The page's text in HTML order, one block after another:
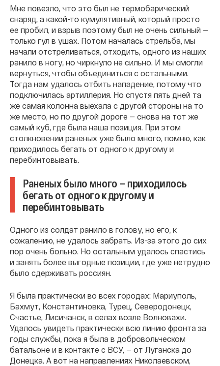
Мне повезло, что это был не термобарический
снаряд, а какой-то кумулятивный, который просто
ее пробил, и взрыв поэтому был не очень сильный —
только гул в ушах. Потом началась стрельба, мы
начали отстреливаться, отходить, одного из наших
ранило в ногу, но чиркнуло не сильно. И мы смогли
вернуться, чтобы объединиться с остальными.
Тогда нам удалось отбить нападение, потому что
подключилась артиллерия. Но спустя пять дней та
же самая колонна выехала с другой стороны на то
же место, но по другой дороге — снова на тот же
самый куб, где была наша позиция. При этом
столкновении раненых уже было много, помню, как
приходилось бегать от одного к другому и
перебинтовывать.
Раненых было много — приходилось
бегать от одного к другому и
перебинтовывать
Одного из солдат ранило в голову, но его, к
сожалению, не удалось забрать. Из-за этого до сих
пор очень больно. Но остальным удалось спастись
и занять более выгодные позиции, где уже нетрудно
было сдерживать россиян.
Я была практически во всех городах: Мариуполь,
Бахмут, Константиновка, Турец, Северодонецк,
Счастье, Лисичанск, в селах возле Волновахи.
Удалось увидеть практически всю линию фронта за
годы службы, пока я была в добровольческом
батальоне и в контакте с ВСУ, — от Луганска до
Донецка. А вот на направлениях Николаевском,